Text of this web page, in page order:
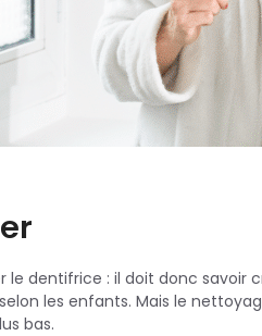
dentifrice : il doit donc savoir
les enfants. Mais le
bas.